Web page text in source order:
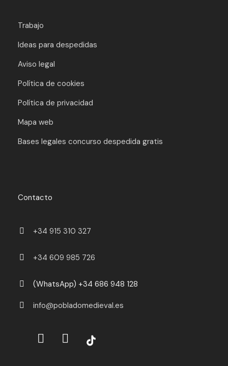
Trabajo
Ideas para despedidas
Aviso legal
Política de cookies
Política de privacidad
Mapa web
Bases legales concurso despedida gratis
Contacto
+34 915 310 327
+34 609 985 726
(WhatsApp) +34 686 948 128
info@pobladomedieval.es